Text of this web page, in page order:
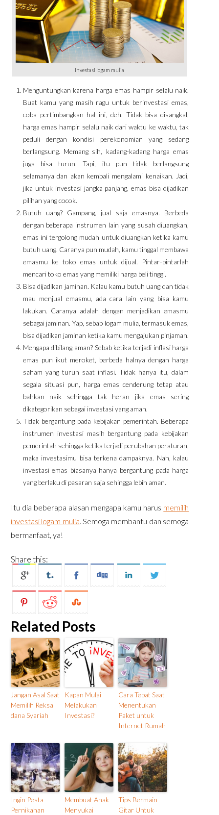
Investasi logam mulia
Menguntungkan karena harga emas hampir selalu naik.
Buat kamu yang masih ragu untuk berinvestasi emas,
coba pertimbangkan hal ini, deh. Tidak bisa disangkal,
harga emas hampir selalu naik dari waktu ke waktu, tak
peduli dengan kondisi perekonomian yang sedang
berlangsung. Memang sih, kadang-kadang harga emas
juga bisa turun. Tapi, itu pun tidak berlangsung
selamanya dan akan kembali mengalami kenaikan. Jadi,
jika untuk investasi jangka panjang, emas bisa dijadikan
pilihan yang cocok.
Butuh uang? Gampang, jual saja emasnya. Berbeda
dengan beberapa instrumen lain yang susah diuangkan,
emas ini tergolong mudah untuk diuangkan ketika kamu
butuh uang. Caranya pun mudah, kamu tinggal membawa
emasmu ke toko emas untuk dijual. Pintar-pintarlah
mencari toko emas yang memiliki harga beli tinggi.
Bisa dijadikan jaminan. Kalau kamu butuh uang dan tidak
mau menjual emasmu, ada cara lain yang bisa kamu
lakukan. Caranya adalah dengan menjadikan emasmu
sebagai jaminan. Yap, sebab logam mulia, termasuk emas,
bisa dijadikan jaminan ketika kamu mengajukan pinjaman.
Mengapa dibilang aman? Sebab ketika terjadi inflasi harga
emas pun ikut meroket, berbeda halnya dengan harga
saham yang turun saat inflasi. Tidak hanya itu, dalam
segala situasi pun, harga emas cenderung tetap atau
bahkan naik sehingga tak heran jika emas sering
dikategorikan sebagai investasi yang aman.
Tidak bergantung pada kebijakan pemerintah. Beberapa
instrumen investasi masih bergantung pada kebijakan
pemerintah sehingga ketika terjadi perubahan peraturan,
maka investasimu bisa terkena dampaknya. Nah, kalau
investasi emas biasanya hanya bergantung pada harga
yang berlaku di pasaran saja sehingga lebih aman.
Itu dia beberapa alasan mengapa kamu harus memilih
investasi logam mulia . Semoga membantu dan semoga
bermanfaat, ya!
Share this:
Related Posts
Jangan Asal Saat
Memilih Reksa
dana Syariah
Kapan Mulai
Melakukan
Investasi?
Cara Tepat Saat
Menentukan
Paket untuk
Internet Rumah
Ingin Pesta
Pernikahan
Membuat Anak
Menyukai
Tips Bermain
Gitar Untuk